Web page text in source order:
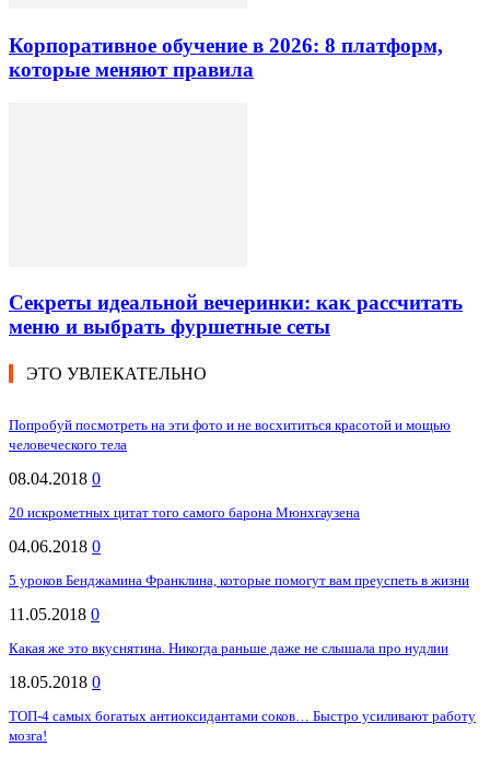
Корпоративное обучение в 2026: 8 платформ,
которые меняют правила
Секреты идеальной вечеринки: как рассчитать
меню и выбрать фуршетные сеты
ЭТО УВЛЕКАТЕЛЬНО
Попробуй посмотреть на эти фото и не восхититься красотой и мощью
человеческого тела
08.04.2018 0
20 искрометных цитат того самого барона Мюнхгаузена
04.06.2018 0
5 уроков Бенджамина Франклина, которые помогут вам преуспеть в жизни
11.05.2018 0
Какая же это вкуснятина. Никогда раньше даже не слышала про нудлии
18.05.2018 0
ТОП-4 самых богатых антиоксидантами соков… Быстро усиливают работу
мозга!